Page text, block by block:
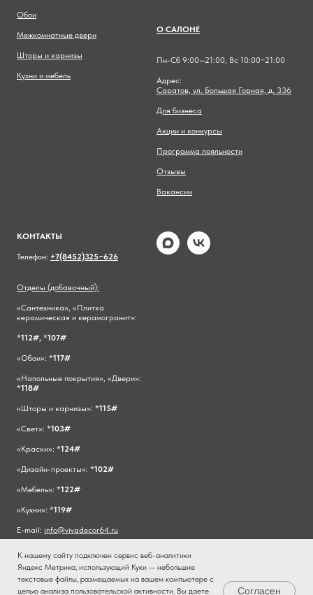
К нашему сайту подключен сервис веб-аналитики
Яндекс Метрика, использующий Куки — небольшие
текстовые файлы, размещаемых на вашем компьютере с
целью анализа пользовательской активности. Вы даете
Согласен
Обои
Межкомнатные двери
Шторы и карнизы
Кухни и мебель
О САЛОНЕ
Пн-Сб 9:00—21:00, Вс 10:00−21:00
Адрес:
Саратов, ул. Большая Горная, д. 336
Для бизнеса
Акции и конкурсы
Программа лояльности
Отзывы
Вакансии
КОНТАКТЫ
Телефон: +7(8452)325−626
Отделы (добавочный):
«Сантехника», «Плитка
керамическая и керамогранит»:
*112#, *107#
«Обои»: *117#
«Напольные покрытия», «Двери»:
*118#
«Шторы и карнизы»: *115#
«Свет»: *103#
«Краски»: *124#
«Дизайн-проекты»: *102#
«Мебель»: *122#
«Кухни»: *119#
E-mail: info@vivadecor64.ru